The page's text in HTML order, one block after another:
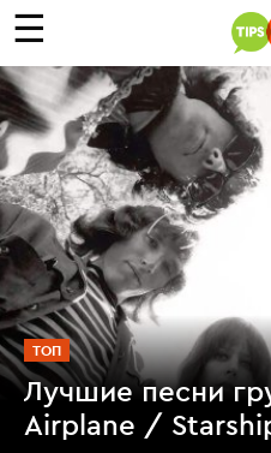
☰
ТОП
Лучшие песни
Airplane /